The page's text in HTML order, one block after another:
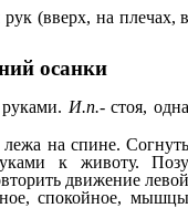
(вверх, на плечах,
осанки
И.п.- стоя,
лежа на спине.
к животу.
движение
спокойное,